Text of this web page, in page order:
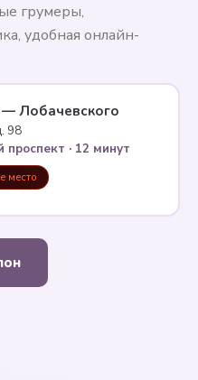
грумеры,
удобная онлайн-
Лобачевского
98
проспект · 12 минут
место